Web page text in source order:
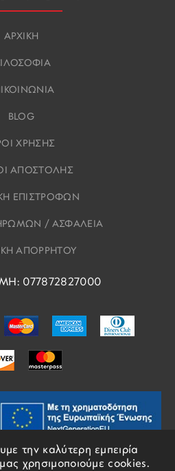
την καλύτερη εμπειρία
χρησιμοποιούμε cookies.
ΑΡΧΙΚΗ
BLOG
ΧΡΗΣΗΣ
ΑΠΟΣΤΟΛΗΣ
ΕΠΙΣΤΡΟΦΩΝ
/ ΑΣΦΑΛΕΙΑ
ΑΠΟΡΡΗΤΟΥ
077872827000